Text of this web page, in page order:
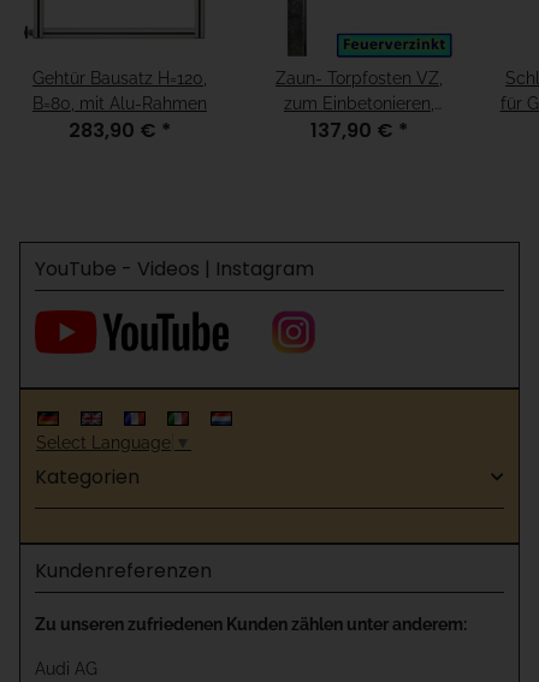
Gehtür Bausatz H=120,
B=80, mit Alu-Rahmen
283,90 € *
Zaun- Torpfosten VZ,
zum Einbetonieren,
100x100x3mm, L =
137,90 € *
für
YouTube - Videos | Instagram
Select Language ▼
Kategorien
Kundenreferenzen
Zu unseren zufriedenen Kunden zählen unter anderem:
Audi AG